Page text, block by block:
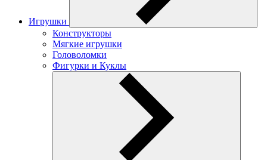
Игрушки
Конструкторы
Мягкие игрушки
Головоломки
Фигурки и Куклы